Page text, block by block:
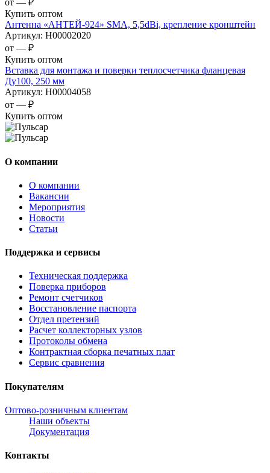
от — ₽
Купить оптом
Антенна «АНТЕЙ-924» SMA, 5,5dBi, крепление кронштейн
Артикул: Н00002020
от — ₽
Купить оптом
Вставка для монтажа и поверки теплосчетчика фланцевая
Ду100, 250 мм
Артикул: Н00004058
от — ₽
Купить оптом
О компании
О компании
Вакансии
Мероприятия
Новости
Статьи
Поддержка и сервисы
Техническая поддержка
Поверка приборов
Ремонт счетчиков
Восстановление паспорта
Отдел претензий
Расчет коллекторных узлов
Протоколы обмена
Контрактная сборка печатных плат
Сервис сравнения
Покупателям
Оптово-розничным клиентам
Наши объекты
Документация
Контакты